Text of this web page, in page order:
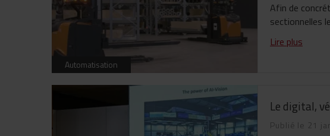
Automatisation
Afin de
sectionnelles
Lire plus
Le digital,
Publié le 21